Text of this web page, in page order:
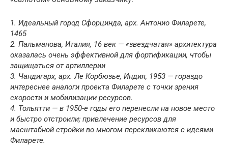
1. Идеальный город Сфорцинда, арх. Антонио Филарете,
1465
2. Пальманова, Италия, 16 век — «звездчатая» архитектура
оказалась очень эффективной для фортификации, чтобы
защищаться от артиллерии
3. Чандигарх, арх. Ле Корбюзье, Индия, 1953 — гораздо
интереснее аналоги проекта Филарете с точки зрения
скорости и мобилизации ресурсов.
4. Тольятти — в 1950-е годы его перенесли на новое место
и быстро отстроили; привлечение ресурсов для
масштабной стройки во многом перекликаются с идеями
Филарете.